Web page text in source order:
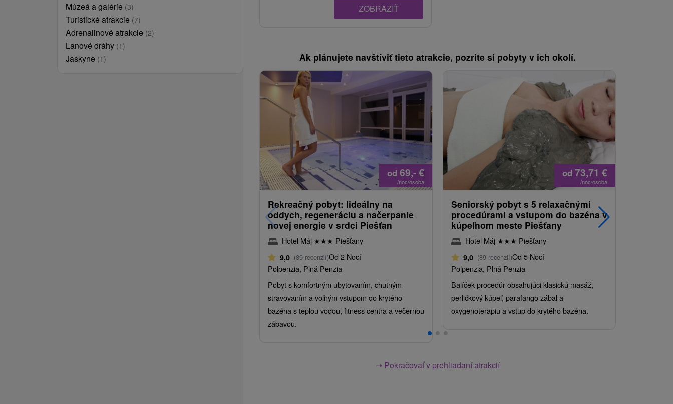
Múzeá a galérie (3)
Turistické atrakcie (7)
Adrenalinové atrakcie (2)
Lanové dráhy (1)
Jaskyne (1)
ZOBRAZIŤ
Ak plánujete navštíviť tieto atrakcie, pozrite si pobyty v ich okolí.
od 69,-€
/noc/osoba
Rekreačný pobyt: Iideálny na
oddych, regeneráciu a načerpanie
novej energie v srdci Piešťan
Hotel Máj ★★★ Piešťany
9,0 (89 recenzií)Od 2 Nocí
Polpenzia, Plná Penzia
Pobyt s komfortným ubytovaním, chutným
stravovaním a voľným vstupom do krytého
bazéna s teplou vodou, fitness centra a večernou
zábavou.
od 73,71 €
/noc/osoba
Seniorský pobyt s 5 relaxačnými
procedúrami a vstupom do bazéna v
kúpeľnom meste Piešťany
Hotel Máj ★★★ Piešťany
9,0 (89 recenzií)Od 5 Nocí
Polpenzia, Plná Penzia
Balíček procedúr obsahujúci klasickú masáž,
perličkový kúpeľ, parafango zábal a
oxygenoterapiu a vstup do krytého bazéna.
➝ Pokračovať v prehliadaní atrakcií